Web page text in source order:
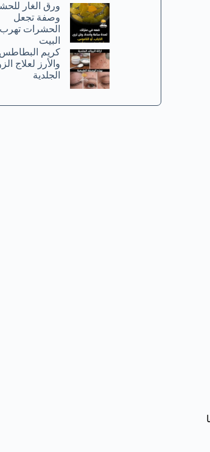
ورق الغار
وصفة تجعل
الحشرات
البيت
كريم البطاطس
والأرز لعلاج
الجلدية